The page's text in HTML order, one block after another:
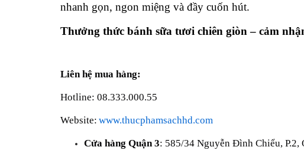
nhanh gọn, ngon miệng và đầy cuốn hút.
Thưởng thức bánh sữa tươi chiên giòn – cảm
Liên hệ mua hàng:
Hotline: 08.333.000.55
Website: www.thucphamsachhd.com
Cửa hàng Quận 3: 585/34 Nguyễn Đình Chiểu, P.2,